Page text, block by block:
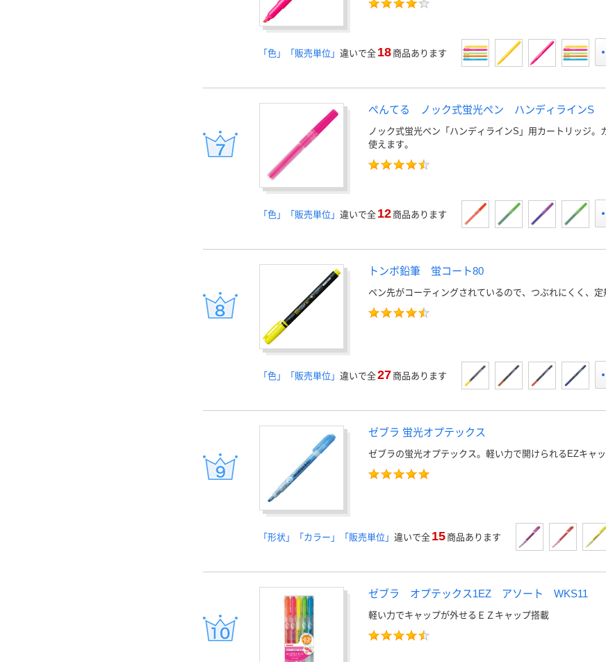
「色」「販売単位」 違いで全 18 商品あります
ぺんてる ノック式蛍光ペン ハンディラインS
ノック式蛍光ペン「ハンディラインS」用カートリッジ。
使えます。
「色」「販売単位」 違いで全 12 商品あります
トンボ鉛筆 蛍コート80
ペン先がコーティングされているので、つぶれにくく、定
「色」「販売単位」 違いで全27 商品あります
ゼブラ 蛍光オプテックス
ゼブラの蛍光オプテックス。軽い力で開けられるEZキャッ
「形状」「カラー」「販売単位」 違いで全 15 商品あります
ゼブラ オプテックス1EZ アソート WKS11
軽い力でキャップが外せるＥＺキャップ搭載